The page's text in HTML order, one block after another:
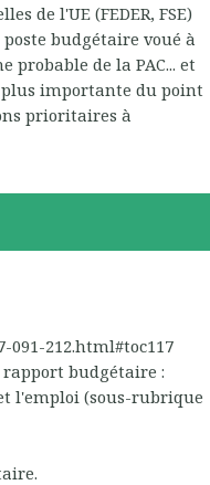
de l'UE (FEDER, FSE)
budgétaire voué à
de la PAC... et
importante du point
prioritaires à
091-212.html#toc117
budgétaire :
l'emploi (sous-rubrique